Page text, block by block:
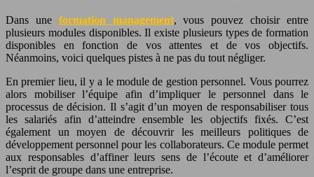
Dans une formation management, vous pouvez choisir entre
plusieurs modules disponibles. Il existe plusieurs types de formation
disponibles en fonction de vos attentes et de vos objectifs.
Néanmoins, voici quelques pistes à ne pas du tout négliger.
En premier lieu, il y a le module de gestion personnel. Vous pourrez
alors mobiliser l’équipe afin d’impliquer le personnel dans le
processus de décision. Il s’agit d’un moyen de responsabiliser tous
les salariés afin d’atteindre ensemble les objectifs fixés. C’est
également un moyen de découvrir les meilleurs politiques de
développement personnel pour les collaborateurs. Ce module permet
aux responsables d’affiner leurs sens de l’écoute et d’améliorer
l’esprit de groupe dans une entreprise.